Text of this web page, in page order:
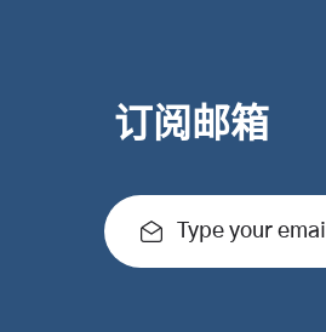
订阅邮箱
Type your email